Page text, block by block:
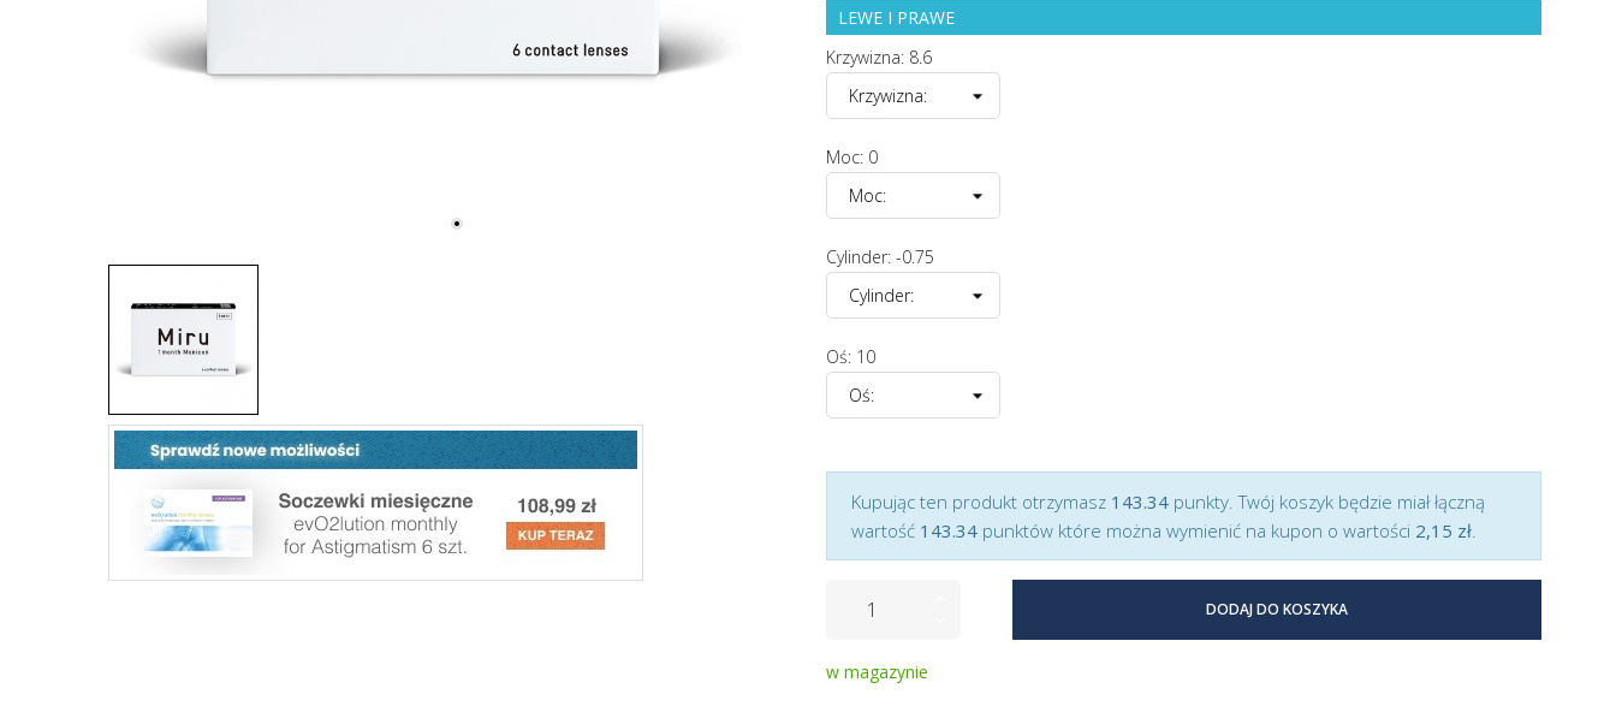
LEWE I PRAWE
Krzywizna: 8.6
Moc: 0
Cylinder: -0.75
Oś: 10
Kupując ten produkt otrzymasz 143.34 punkty. Twój koszyk będzie miał łączną
wartość 143.34 punktów które można wymienić na kupon o wartości 2,15 zł.
DODAJ DO KOSZYKA
w magazynie